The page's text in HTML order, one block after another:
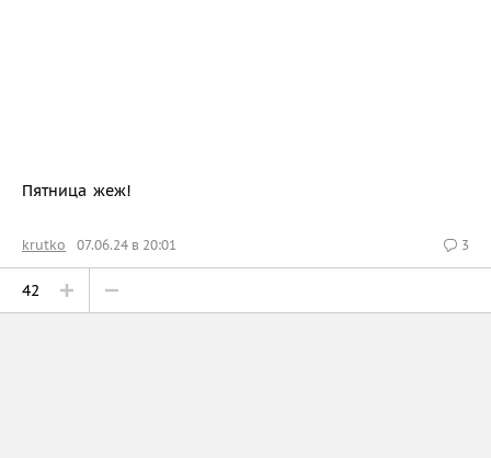
Пятница жеж!
krutko 07.06.24 в 20:01 3
42